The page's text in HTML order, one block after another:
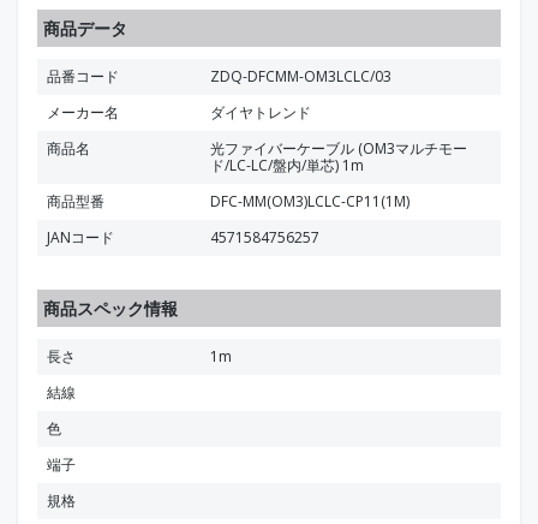
商品データ
品番コード
ZDQ-DFCMM-OM3LCLC/03
メーカー名
ダイヤトレンド
商品名
光ファイバーケーブル (OM3マルチモー
ド/LC-LC/盤内/単芯) 1m
商品型番
DFC-MM(OM3)LCLC-CP11(1M)
JANコード
4571584756257
商品スペック情報
長さ
1m
結線
色
端子
規格